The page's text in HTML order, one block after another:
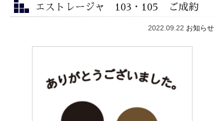
エストレージャ 103・105 ご成約
2022.09.22 お知らせ